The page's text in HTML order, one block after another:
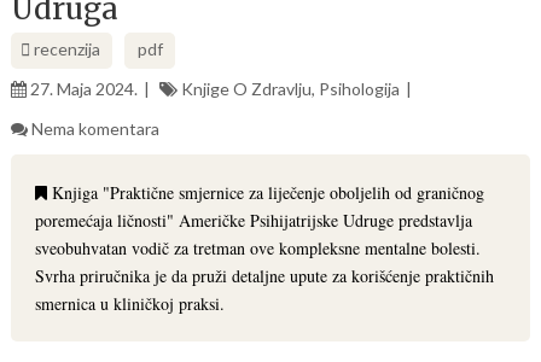
Udruga
recenzija
pdf
27. Maja 2024.
Knjige O Zdravlju, Psihologija
Nema komentara
Knjiga "Praktične smjernice za liječenje oboljelih od graničnog
poremećaja ličnosti" Američke Psihijatrijske Udruge predstavlja
sveobuhvatan vodič za tretman ove kompleksne mentalne bolesti.
Svrha priručnika je da pruži detaljne upute za korišćenje praktičnih
smernica u kliničkoj praksi.